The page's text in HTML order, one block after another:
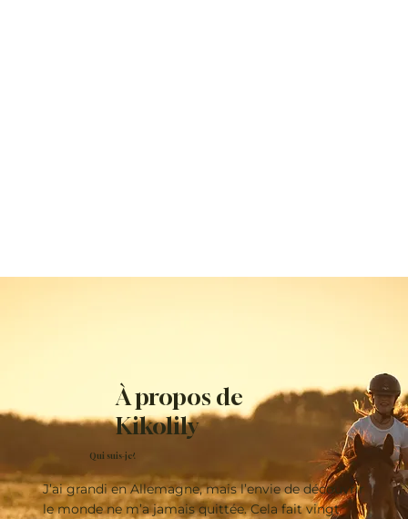
À propos de
Kikolily
Qui suis-je?
J’ai grandi en Allemagne, mais l’envie de découvrir
le monde ne m’a jamais quittée. Cela fait vingt